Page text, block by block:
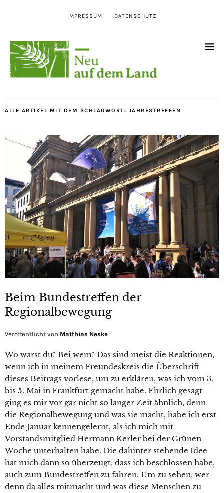
IMPRESSUM DATENSCHUTZ
ALLE ARTIKEL MIT DEM SCHLAGWORT: JAHRESTREFFEN
Beim Bundestreffen der
Regionalbewegung
Veröffentlicht von Matthias Neske
Wo warst du? Bei wem? Das sind meist die Reaktionen,
wenn ich in meinem Freundeskreis die Überschrift
dieses Beitrags vorlese, um zu erklären, was ich vom 3.
bis 5. Mai in Frankfurt gemacht habe. Ehrlich gesagt
ging es mir vor gar nicht so langer Zeit ähnlich, denn
die Regionalbewegung und was sie macht, habe ich erst
Ende Januar kennengelernt, als ich mich mit
Vorstandsmitglied Hermann Kerler bei der Grünen
Woche unterhalten habe. Die dahinter stehende Idee
hat mich dann so überzeugt, dass ich beschlossen habe,
auch zum Bundestreffen zu fahren. Um zu sehen, wer
denn da alles mitmacht und was diese Menschen zu